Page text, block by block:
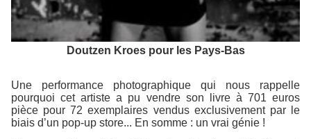
Doutzen Kroes pour les Pays-Bas
Une performance photographique qui nous rappelle
pourquoi cet artiste a pu vendre son livre à 701 euros
pièce pour 72 exemplaires vendus exclusivement par le
biais d’un pop-up store... En somme : un vrai génie !